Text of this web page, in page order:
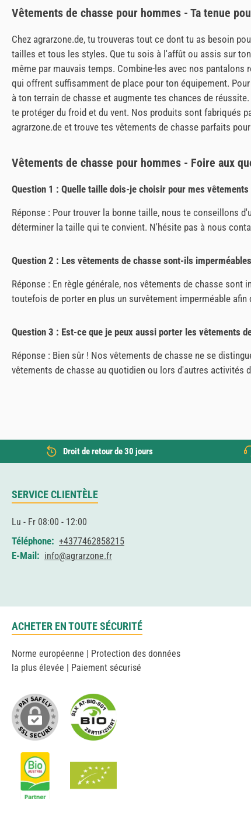
Vêtements de chasse pour hommes - Ta tenue
Chez agrarzone.de, tu trouveras tout ce dont tu as besoin
tailles et tous les styles. Que tu sois à l'affût ou assis sur
même par mauvais temps. Combine-les avec nos
qui offrent suffisamment de place pour ton équipement.
à ton terrain de chasse et augmente tes chances de
te protéger du froid et du vent. Nos produits sont fabriqués
agrarzone.de et trouve tes vêtements de chasse parfaits
Vêtements de chasse pour hommes - Foire aux
Question 1 : Quelle taille dois-je choisir pour mes vêtements
Réponse : Pour trouver la bonne taille, nous te conseillons
déterminer la taille qui te convient. N'hésite pas à nous
Question 2 : Les vêtements de chasse sont-ils
Réponse : En règle générale, nos vêtements de chasse
toutefois de porter en plus un survêtement imperméable afin
Question 3 : Est-ce que je peux aussi porter les vêtements
Réponse : Bien sûr ! Nos vêtements de chasse ne se
vêtements de chasse au quotidien ou lors d'autres activités
Droit de retour de 30 jours
SERVICE CLIENTÈLE
Lu - Fr 08:00 - 12:00
Téléphone: +4377462858215
E-Mail: info@agrarzone.fr
ACHETER EN TOUTE SÉCURITÉ
Norme européenne | Protection des données
la plus élevée | Paiement sécurisé